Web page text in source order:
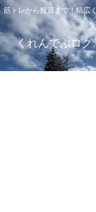
筋トレから投資まで！幅広く
くれんでぶログ